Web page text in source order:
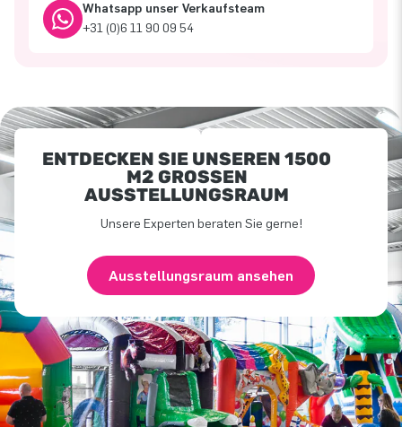
Whatsapp unser Verkaufsteam
+31 (0)6 11 90 09 54
ENTDECKEN SIE UNSEREN 1500
M2 GROSSEN A
USSTELLUNGSRAUM
Unsere Experten beraten Sie gerne!
Ausstellungsraum ansehen